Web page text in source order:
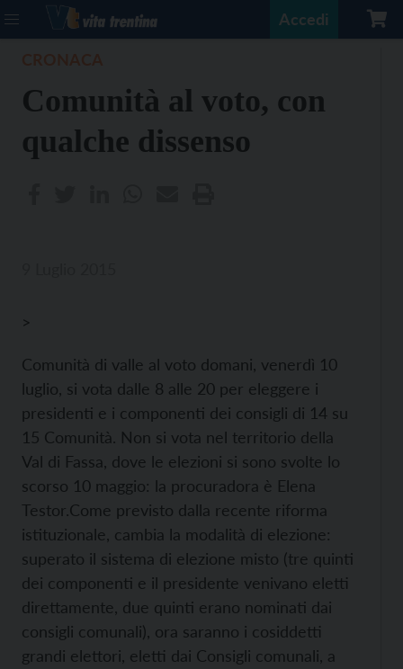
Accedi
Comunità al voto, con
qualche dissenso
>
Comunità di valle al voto domani, venerdì 10
luglio, si vota dalle 8 alle 20 per eleggere i
presidenti e i componenti dei consigli di 14 su
15 Comunità. Non si vota nel territorio della
Val di Fassa, dove le elezioni si sono svolte lo
scorso 10 maggio: la procuradora è Elena
Testor.Come previsto dalla recente riforma
istituzionale, cambia la modalità di elezione:
superato il sistema di elezione misto (tre quinti
dei componenti e il presidente venivano eletti
direttamente, due quinti erano nominati dai
consigli comunali), ora saranno i cosiddetti
grandi elettori, eletti dai Consigli comunali, a